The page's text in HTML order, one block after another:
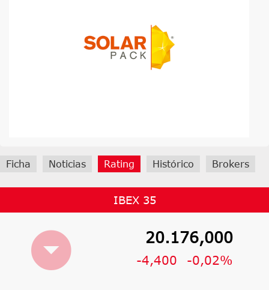
Ficha Noticias Rating Histórico Brokers
IBEX 35
20.176,000
-4,400 -0,02%